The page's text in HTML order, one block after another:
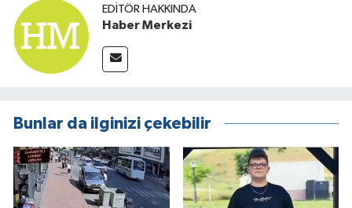
EDITÖR HAKKINDA
Haber Merkezi
Bunlar da ilginizi çekebilir